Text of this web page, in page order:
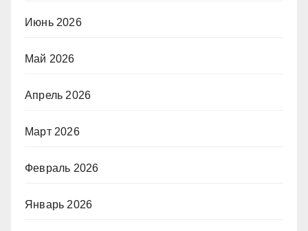
Июнь 2026
Май 2026
Апрель 2026
Март 2026
Февраль 2026
Январь 2026